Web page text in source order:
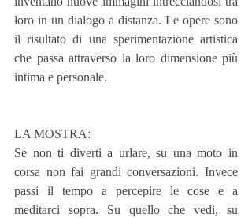
loro in un dialogo a distanza. Le opere sono
il risultato di una sperimentazione artistica
che passa attraverso la loro dimensione più
intima e personale.
LA MOSTRA:
Se non ti diverti a urlare, su una moto in
corsa non fai grandi conversazioni. Invece
passi il tempo a percepire le cose e a
meditarci sopra. Su quello che vedi, su